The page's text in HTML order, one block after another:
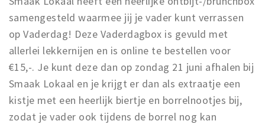
samengesteld waarmee jij je vader kunt verrassen
op Vaderdag! Deze Vaderdagbox is gevuld met
allerlei lekkernijen en is online te bestellen voor
€15,-. Je kunt deze dan op zondag 21 juni afhalen bij
Smaak Lokaal en je krijgt er dan als extraatje een
kistje met een heerlijk biertje en borrelnootjes bij,
zodat je vader ook tijdens de borrel nog kan